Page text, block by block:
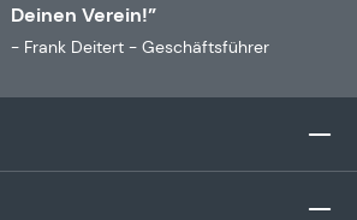
Deinen Verein!”
- Frank Deitert - Geschäftsführer